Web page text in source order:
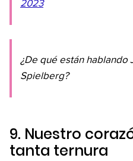
2023
¿De qué están hablando
Spielberg?
9. Nuestro
tanta ternura